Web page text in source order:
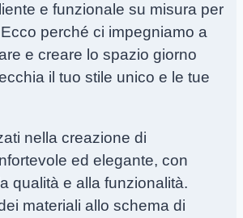
e funzionale su misura per
perché ci impegniamo a
e creare lo spazio giorno
il tuo stile unico e le tue
nella creazione di
ed elegante, con
qualità e alla funzionalità.
materiali allo schema di